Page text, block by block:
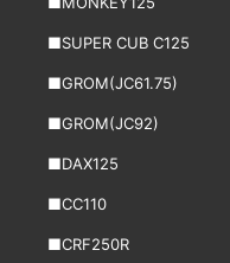
■SUPER CUB C125
■GROM(JC61.75)
■GROM(JC92)
■DAX125
■CC110
■CRF250R